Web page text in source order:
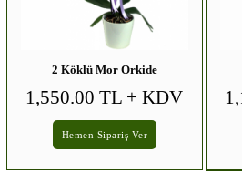
2 Köklü Mor Orkide
1,550.00 TL + KDV
Hemen Sipariş Ver